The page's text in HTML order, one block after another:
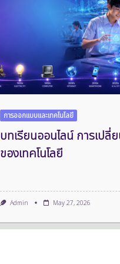
การออกแบบและเทคโนโลยี
บทเรียนออนไลน์ การเปลี่
ของเทคโนโลยี
Admin May 27, 2026